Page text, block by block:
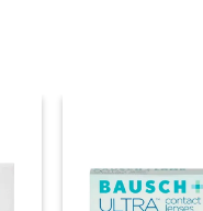
علاقه
مندی